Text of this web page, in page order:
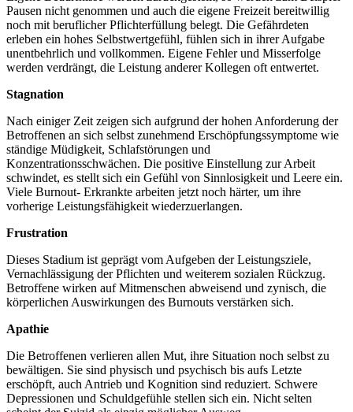
Pausen nicht genommen und auch die eigene Freizeit bereitwillig
noch mit beruflicher Pflichterfüllung belegt. Die Gefährdeten
erleben ein hohes Selbstwertgefühl, fühlen sich in ihrer Aufgabe
unentbehrlich und vollkommen. Eigene Fehler und Misserfolge
werden verdrängt, die Leistung anderer Kollegen oft entwertet.
Stagnation
Nach einiger Zeit zeigen sich aufgrund der hohen Anforderung der
Betroffenen an sich selbst zunehmend Erschöpfungssymptome wie
ständige Müdigkeit, Schlafstörungen und
Konzentrationsschwächen. Die positive Einstellung zur Arbeit
schwindet, es stellt sich ein Gefühl von Sinnlosigkeit und Leere ein.
Viele Burnout- Erkrankte arbeiten jetzt noch härter, um ihre
vorherige Leistungsfähigkeit wiederzuerlangen.
Frustration
Dieses Stadium ist geprägt vom Aufgeben der Leistungsziele,
Vernachlässigung der Pflichten und weiterem sozialen Rückzug.
Betroffene wirken auf Mitmenschen abweisend und zynisch, die
körperlichen Auswirkungen des Burnouts verstärken sich.
Apathie
Die Betroffenen verlieren allen Mut, ihre Situation noch selbst zu
bewältigen. Sie sind physisch und psychisch bis aufs Letzte
erschöpft, auch Antrieb und Kognition sind reduziert. Schwere
Depressionen und Schuldgefühle stellen sich ein. Nicht selten